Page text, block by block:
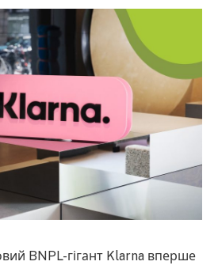
BNPL-гігант Klarna вперше